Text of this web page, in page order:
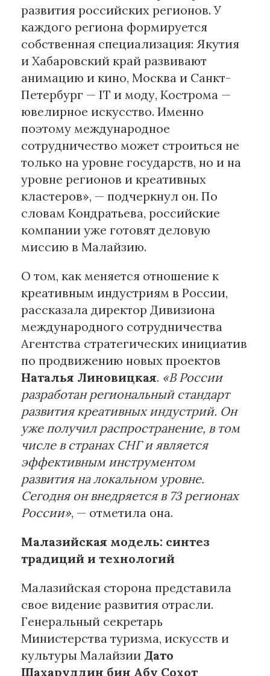
развития российских регионов. У
каждого региона формируется
собственная специализация: Якутия
и Хабаровский край развивают
анимацию и кино, Москва и Санкт-
Петербург — IT и моду, Кострома —
ювелирное искусство. Именно
поэтому международное
сотрудничество может строиться не
только на уровне государств, но и на
уровне регионов и креативных
кластеров», — подчеркнул он. По
словам Кондратьева, российские
компании уже готовят деловую
миссию в Малайзию.
О том, как меняется отношение к
креативным индустриям в России,
рассказала директор Дивизиона
международного сотрудничества
Агентства стратегических инициатив
по продвижению новых проектов
Наталья Линовицкая. «В России
разработан региональный стандарт
развития креативных индустрий. Он
уже получил распространение, в том
числе в странах СНГ и является
эффективным инструментом
развития на локальном уровне.
Сегодня он внедряется в 73 регионах
России», — отметила она.
Малазийская модель: синтез
традиций и технологий
Малазийская сторона представила
свое видение развития отрасли.
Генеральный секретарь
Министерства туризма, искусств и
культуры Малайзии Дато
Шахаруддин бин Абу Сохот